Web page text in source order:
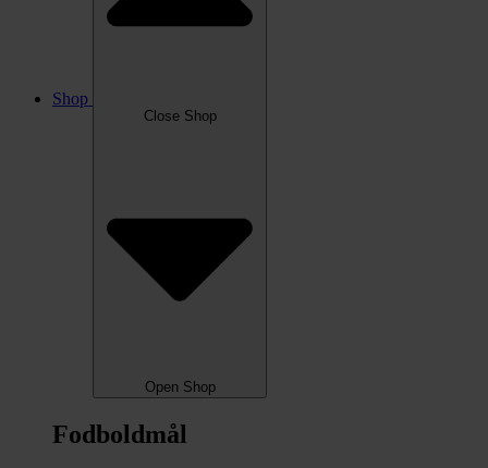
Shop
Close Shop
Open Shop
Fodboldmål